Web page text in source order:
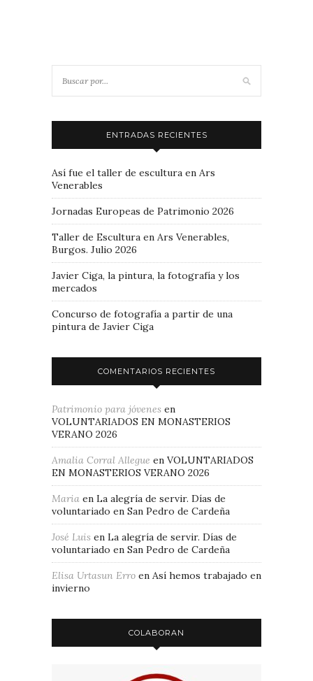
ENTRADAS RECIENTES
Así fue el taller de escultura en Ars
Venerables
Jornadas Europeas de Patrimonio 2026
Taller de Escultura en Ars Venerables,
Burgos. Julio 2026
Javier Ciga, la pintura, la fotografía y los
mercados
Concurso de fotografía a partir de una
pintura de Javier Ciga
COMENTARIOS RECIENTES
Patrimonio para jóvenes en
VOLUNTARIADOS EN MONASTERIOS
VERANO 2026
Amalia Corral Allegue en VOLUNTARIADOS
EN MONASTERIOS VERANO 2026
Maria en La alegría de servir. Días de
voluntariado en San Pedro de Cardeña
José Luis en La alegría de servir. Días de
voluntariado en San Pedro de Cardeña
Elisa Urtasun Erro en Así hemos trabajado en
invierno
COLABORAN